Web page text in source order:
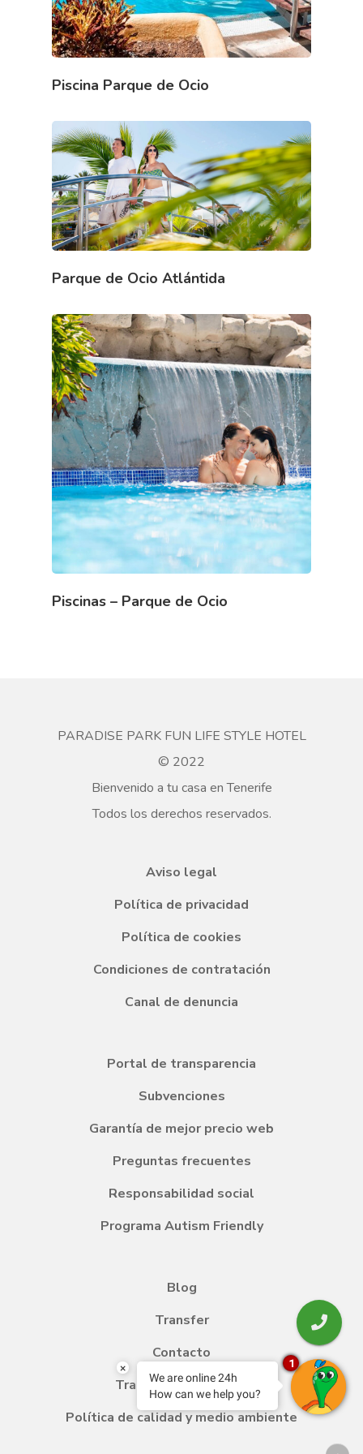
Piscina Parque de Ocio
Parque de Ocio Atlántida
Piscinas – Parque de Ocio
PARADISE PARK FUN LIFE STYLE HOTEL
© 2022
Bienvenido a tu casa en Tenerife
Todos los derechos reservados.
Aviso legal
Política de privacidad
Política de cookies
Condiciones de contratación
Canal de denuncia
Portal de transparencia
Subvenciones
Garantía de mejor precio web
Preguntas frecuentes
Responsabilidad social
Programa Autism Friendly
Blog
Transfer
Contacto
Trabaja con nosotros
Política de calidad y medio ambiente
×
We are online 24h
How can we help you?
1